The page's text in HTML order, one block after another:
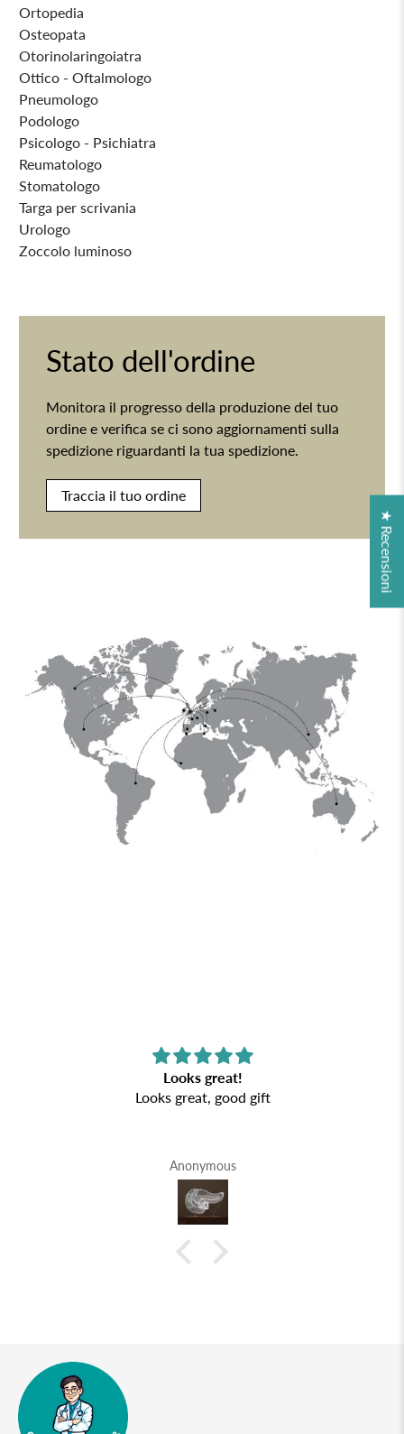
Ortopedia
Osteopata
Otorinolaringoiatra
Ottico - Oftalmologo
Pneumologo
Podologo
Psicologo - Psichiatra
Reumatologo
Stomatologo
Targa per scrivania
Urologo
Zoccolo luminoso
Stato dell'ordine
Monitora il progresso della produzione del tuo
ordine e verifica se ci sono aggiornamenti sulla
spedizione riguardanti la tua spedizione.
Traccia il tuo ordine
Looks great!
Looks great, good gift
Anonymous
★ Recensioni